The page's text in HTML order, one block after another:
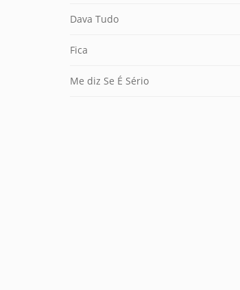
Dava Tudo
Fica
Me diz Se É Sério